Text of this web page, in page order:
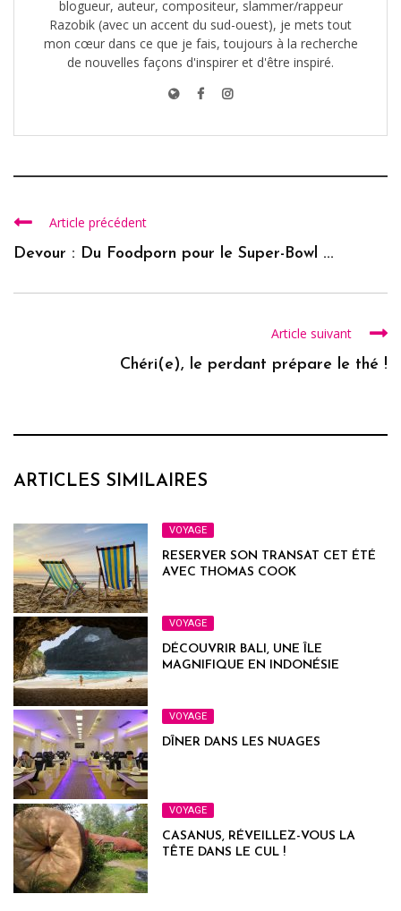
blogueur, auteur, compositeur, slammer/rappeur
Razobik (avec un accent du sud-ouest), je mets tout
mon cœur dans ce que je fais, toujours à la recherche
de nouvelles façons d'inspirer et d'être inspiré.
Article précédent
Devour : Du Foodporn pour le Super-Bowl ...
Article suivant
Chéri(e), le perdant prépare le thé !
ARTICLES SIMILAIRES
VOYAGE
RESERVER SON TRANSAT CET ÉTÉ
AVEC THOMAS COOK
VOYAGE
DÉCOUVRIR BALI, UNE ÎLE
MAGNIFIQUE EN INDONÉSIE
VOYAGE
DÎNER DANS LES NUAGES
VOYAGE
CASANUS, RÉVEILLEZ-VOUS LA
TÊTE DANS LE CUL !